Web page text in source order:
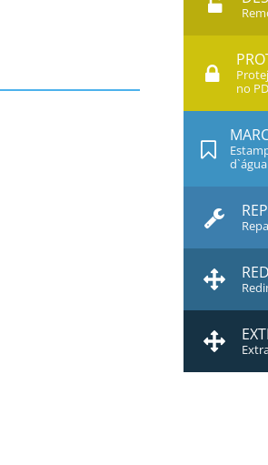
no